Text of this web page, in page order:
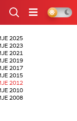
2025
2023
2021
2019
2017
2015
2012
2010
2008